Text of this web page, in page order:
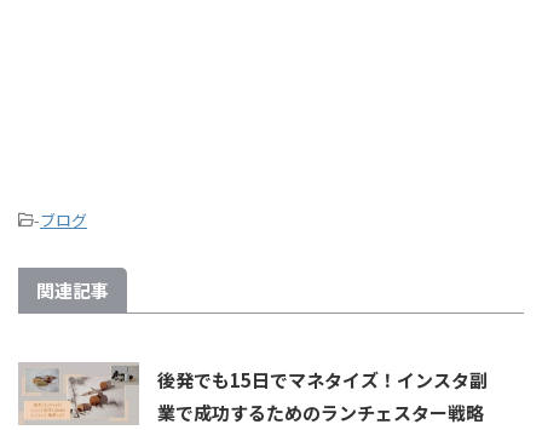
-ブログ
関連記事
後発でも15日でマネタイズ！インスタ副
業で成功するためのランチェスター戦略